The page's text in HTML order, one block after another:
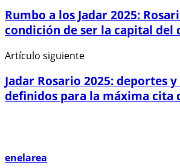
Rumbo a los Jadar 2025:
condición de ser la capital del
Artículo siguiente
Jadar Rosario 2025: deportes
definidos para la máxima cita
enelarea